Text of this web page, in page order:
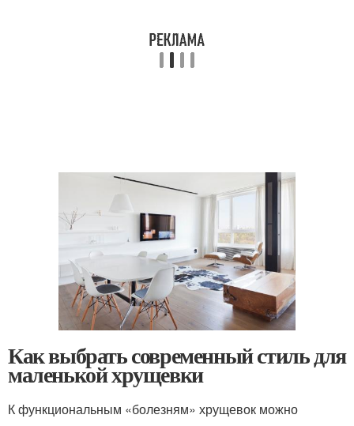
Как выбрать современный стиль для
маленькой хрущевки
К функциональным «болезням» хрущевок можно